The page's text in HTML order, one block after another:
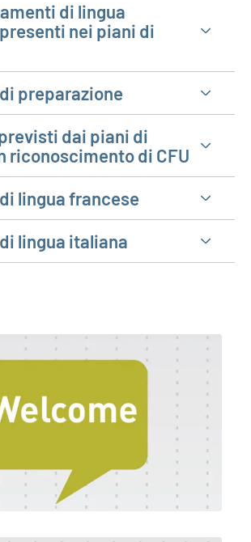
di lingua
nei piani di
preparazione
dai piani di
riconoscimento di CFU
lingua francese
lingua italiana